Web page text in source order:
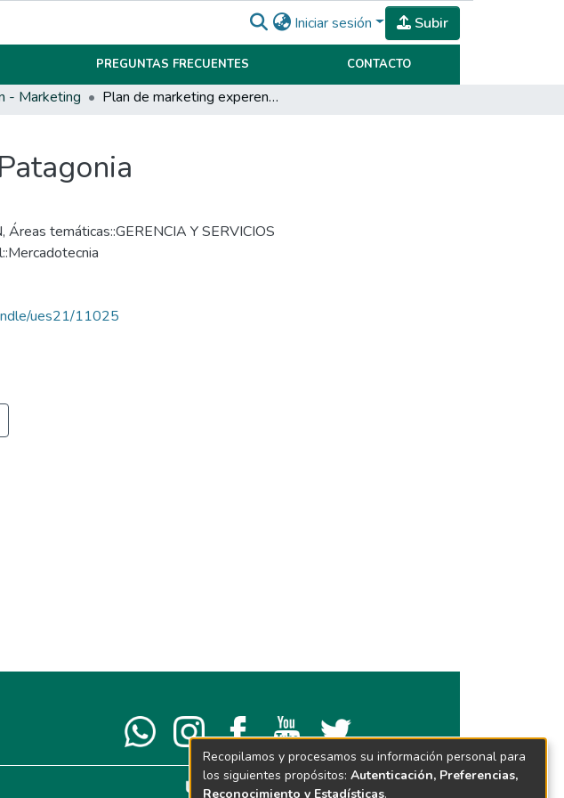
Iniciar sesión Subir
PREGUNTAS FRECUENTES CONTACTO
- Marketing Plan de marketing experencial Blanca Patagonia
, Áreas temáticas::GERENCIA Y SERVICIOS
ues21/11025
Recopilamos y procesamos su información personal para
los siguientes propósitos: Autenticación, Preferencias,
Reconocimiento y Estadísticas.